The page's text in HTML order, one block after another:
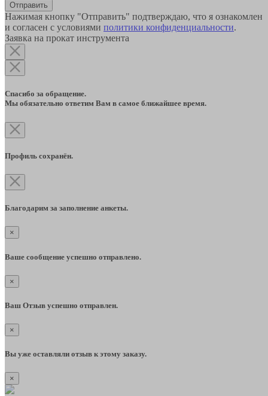
Отправить
Нажимая кнопку "Отправить" подтверждаю, что я ознакомлен
и согласен с условиями политики конфиденциальности.
Заявка на прокат инструмента
Спасибо за обращение.
Мы обязательно ответим Вам в самое ближайшее время.
Профиль сохранён.
Благодарим за заполнение анкеты.
×
Ваше сообщение успешно отправлено.
×
Ваш Отзыв успешно отправлен.
×
Вы уже оставляли отзыв к этому заказу.
×